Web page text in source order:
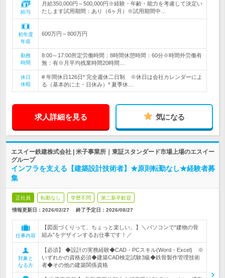
給与
月給350,000円～500,000円※経験・年齢・能力を考慮して決定い
たします試用期間：あり（6ヶ月）※試用期間中…
初年度
年収
600万円～800万円
勤務
時間
8:00～17:00所定労働時間：8時間休憩時間：60分※時間外労働有
無：有※月平均残業時間20時間…
休日
休暇
# 年間休日126日* 完全週休二日制 ※休日は会社カレンダーによ
る（基本的に土・日休み）* 夏季休…
求人詳細を見る 気になる
エスイー鉄建株式会社 | 米子事業所｜東証スタンダード市場上場のエスイー
グループ
インフラを支える【建築設計技術者】★原則転勤なし★経験者募
集
正社員 転勤なし 学歴不問 第二新卒歓迎
情報更新日：2026/02/27 終了予定日： 2026/08/27
仕事内容
【図面づくりって、ちょっと楽しい。】＼パソコンで“建物の骨
組み”をデザインするお仕事です！／
対象と
なる方
【必須】 ◆設計の実務経験◆CAD・PCスキル(Word・Excel) ※
いずれかの資格必須◆建築CAD検定試験3級◆鉄骨製作管理技術
者◆その他の建築関係資格